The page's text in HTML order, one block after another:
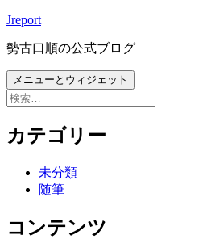
コ
テ
ン
ツ
へ
キ
Jreport
勢古口順の公式ブログ
メニューとウィジェット
検
カテゴリー
未分類
随筆
コンテンツ